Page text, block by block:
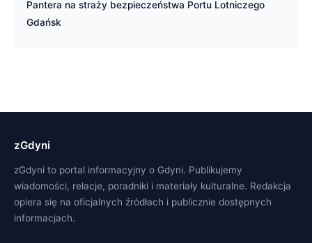
Pantera na straży bezpieczeństwa Portu Lotniczego
Gdańsk
zGdyni
zGdyni to portal informacyjny o Gdyni. Publikujemy
wiadomości, relacje, poradniki i materiały kulturalne. Redakcja
opiera się na oficjalnych źródłach i publicznie dostępnych
informacjach.